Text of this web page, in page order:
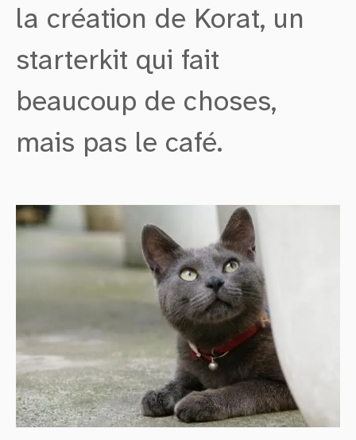
la création de Korat, un
starterkit qui fait
beaucoup de choses,
mais pas le café.